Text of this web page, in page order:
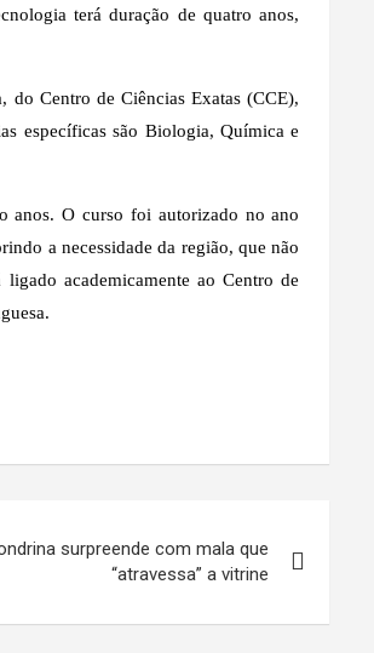
terá duração de quatro anos,
do Centro de Ciências Exatas (CCE),
específicas são Biologia, Química e
anos. O curso foi autorizado no ano
a necessidade da região, que não
academicamente ao Centro de
surpreende com mala que
“atravessa” a vitrine